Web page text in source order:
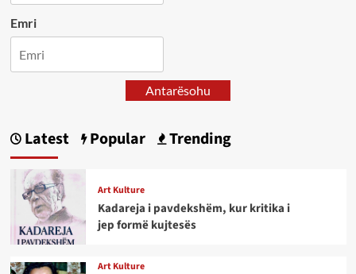
Emri
Antarësohu
Latest Popular Trending
Art Kulture
Kadareja i pavdekshëm, kur kritika i
jep formë kujtesës
Art Kulture